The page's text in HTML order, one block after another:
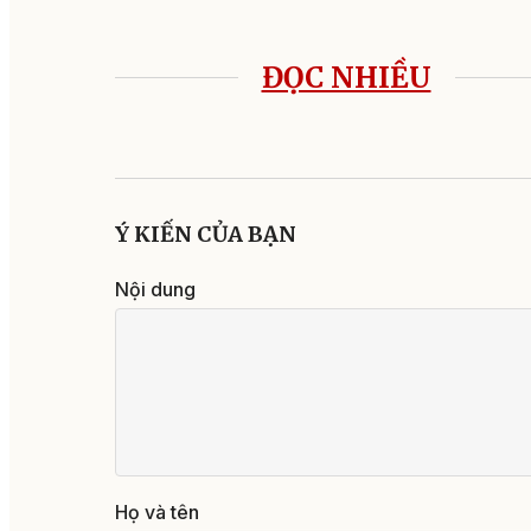
ĐỌC NHIỀU
Ý KIẾN CỦA BẠN
Nội dung
Họ và tên